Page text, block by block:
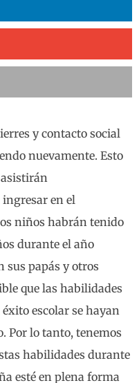
y contacto social
nuevamente. Esto
ingresar en el
niños habrán tenido
durante el año
sus papás y otros
que las habilidades
escolar se hayan
Por lo tanto, tenemos
habilidades durante
esté en plena forma